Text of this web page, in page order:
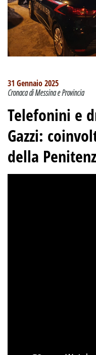
31 Gennaio 2025
Cronaca di Messina e Provincia
Telefonini e
Gazzi:
della